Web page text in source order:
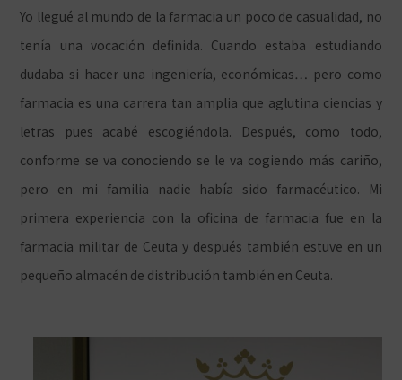
Yo llegué al mundo de la farmacia un poco de casualidad, no
tenía una vocación definida. Cuando estaba estudiando
dudaba si hacer una ingeniería, económicas… pero como
farmacia es una carrera tan amplia que aglutina ciencias y
letras pues acabé escogiéndola. Después, como todo,
conforme se va conociendo se le va cogiendo más cariño,
pero en mi familia nadie había sido farmacéutico. Mi
primera experiencia con la oficina de farmacia fue en la
farmacia militar de Ceuta y después también estuve en un
pequeño almacén de distribución también en Ceuta.